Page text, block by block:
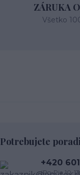
ZÁRUKA
Všetko
Potrebujete
+420
(Po-Pia 10-